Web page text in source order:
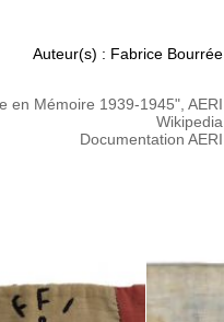
Auteur(s) : Fabrice Bourrée
en Mémoire 1939-1945", AERI
Wikipedia
Documentation AERI